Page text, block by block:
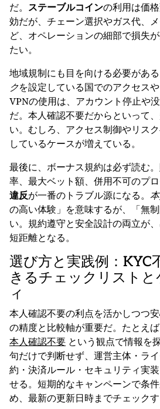
だ。 ステーブルコインの利用は価
効だが、チェーン選択やガス代、
ど、オペレーションの細部で損失
たい。
地域規制にも目を向ける必要があ
クを設定している国でのアクセス
VPNの使用は、アカウント停止や
だ。本人確認不要だからといって
い。むしろ、アクセス制御やリス
しているケースが増えている。
最後に、ボーナス規約は必ず読む
率、最大ベット額、併用不可のプロ
違反が一番のトラブル源になる。
の高い体験」を意味するが、「無
い。規約遵守と安全設計の両立が
短距離となる。
選び方と実践例：KYC
きるチェックリスト
ィ
本人確認不要の利点を活かしつつ
の精度と比較軸が重要だ。たとえば
本人確認不要 という観点で情報を
句だけで判断せず、運営主体・ラ
約・決済ルール・セキュリティ実
せる。短期的なキャンペーンで条
め、最新の更新日時までチェックす